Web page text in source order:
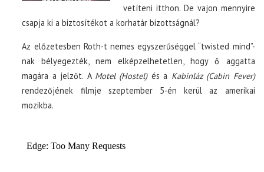
vetíteni itthon. De vajon mennyire
csapja ki a biztosítékot a korhatár bizottságnál?
Az előzetesben Roth-t nemes egyszerűséggel “twisted mind”-
nak bélyegezték, nem elképzelhetetlen, hogy ő aggatta
magára a jelzőt. A Motel (Hostel)és a Kabinláz (Cabin Fever)
rendezőjének filmje szeptember 5-én kerül az amerikai
mozikba.